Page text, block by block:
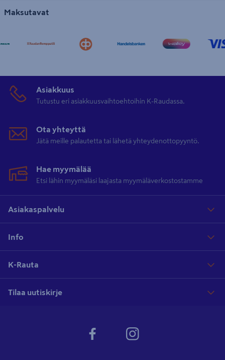
Maksutavat
Asiakkuus
Tutustu eri asiakkuusvaihtoehtoihin K-Raudassa.
Ota yhteyttä
Jätä meille palautetta tai lähetä yhteydenottopyyntö.
Hae myymälää
Etsi lähin myymäläsi laajasta myymäläverkostostamme
Asiakaspalvelu
Info
K-Rauta
Tilaa uutiskirje